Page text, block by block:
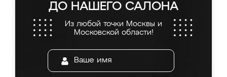
ДО НАШЕГО САЛОНА
Из любой точки Москвы и
Московской области!